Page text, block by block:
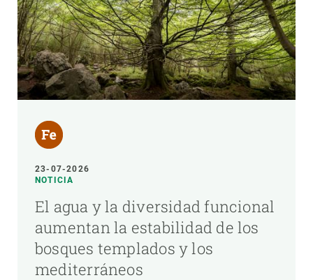
23-07-2026
NOTICIA
El agua y la diversidad funcional
aumentan la estabilidad de los
bosques templados y los
mediterráneos